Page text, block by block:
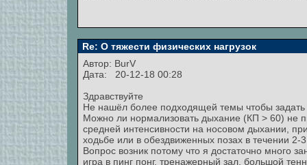
Re: О тяжести физических нагрузок
Автор: BurV
Дата: 20-12-18 00:28
Здравствуйте
Не нашёл более подходящей темы чтобы задать
Можно ли нормализовать дыхание (КП > 60) не
средней интенсивности на носовом дыхании,
ходьбе или в обездвиженных позах в течении 2-
Вопрос возник потому что я достаточно много
игра в пинг понг, тренажерный зал, большой